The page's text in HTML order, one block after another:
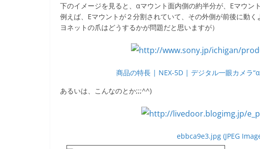
下のイメージを見ると、αマウント面内側の約半分が、Eマウン
例えば、Eマウントが２分割されていて、その外側が前後に動
ヨネットの爪はどうするかが問題だと思いますが）
商品の特長 | NEX-5D | デジタル一眼カメラ
あるいは、こんなのとか;;;^^)
ebbca9e3.jpg (JPEG